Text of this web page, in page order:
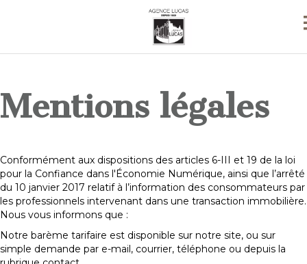
Mentions légales
Conformément aux dispositions des articles 6-III et 19 de la loi
pour la Confiance dans l'Économie Numérique, ainsi que l’arrêté
du 10 janvier 2017 relatif à l’information des consommateurs par
les professionnels intervenant dans une transaction immobilière.
Nous vous informons que :
Notre barème tarifaire est disponible sur notre site, ou sur
simple demande par e-mail, courrier, téléphone ou depuis la